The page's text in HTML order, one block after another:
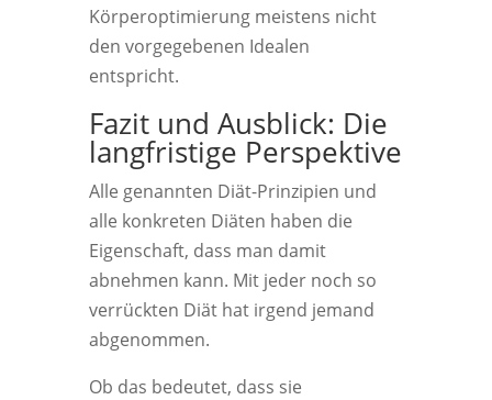
Körperoptimierung meistens nicht
den vorgegebenen Idealen
entspricht.
Fazit und Ausblick: Die
langfristige Perspektive
Alle genannten Diät-Prinzipien und
alle konkreten Diäten haben die
Eigenschaft, dass man damit
abnehmen kann. Mit jeder noch so
verrückten Diät hat irgend jemand
abgenommen.
Ob das bedeutet, dass sie